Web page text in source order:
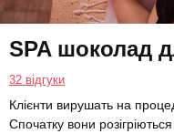
SPA шоколад
32 відгуки
Клієнти вирушать на
Спочатку вони